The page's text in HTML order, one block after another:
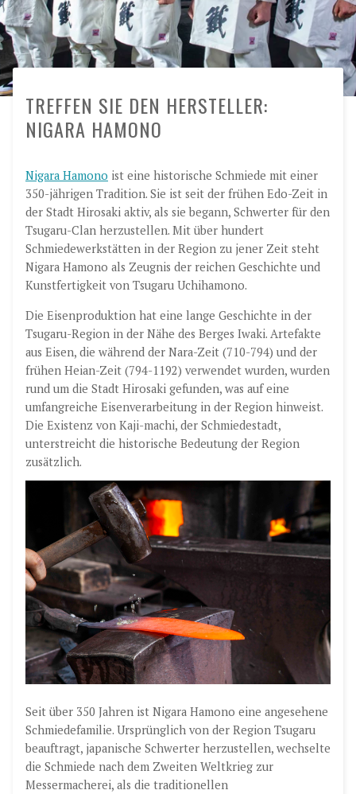
TREFFEN SIE DEN HERSTELLER:
NIGARA HAMONO
Nigara Hamono ist eine historische Schmiede mit einer
350-jährigen Tradition. Sie ist seit der frühen Edo-Zeit in
der Stadt Hirosaki aktiv, als sie begann, Schwerter für den
Tsugaru-Clan herzustellen. Mit über hundert
Schmiedewerkstätten in der Region zu jener Zeit steht
Nigara Hamono als Zeugnis der reichen Geschichte und
Kunstfertigkeit von Tsugaru Uchihamono.
Die Eisenproduktion hat eine lange Geschichte in der
Tsugaru-Region in der Nähe des Berges Iwaki. Artefakte
aus Eisen, die während der Nara-Zeit (710-794) und der
frühen Heian-Zeit (794-1192) verwendet wurden, wurden
rund um die Stadt Hirosaki gefunden, was auf eine
umfangreiche Eisenverarbeitung in der Region hinweist.
Die Existenz von Kaji-machi, der Schmiedestadt,
unterstreicht die historische Bedeutung der Region
zusätzlich.
Seit über 350 Jahren ist Nigara Hamono eine angesehene
Schmiedefamilie. Ursprünglich von der Region Tsugaru
beauftragt, japanische Schwerter herzustellen, wechselte
die Schmiede nach dem Zweiten Weltkrieg zur
Messermacherei, als die traditionellen